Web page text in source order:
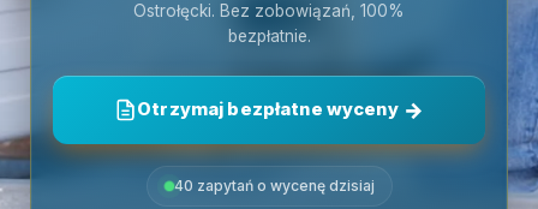
Ostrołęcki. Bez zobowiązań, 100%
bezpłatnie.
Otrzymaj bezpłatne wyceny
40 zapytań o wycenę dzisiaj